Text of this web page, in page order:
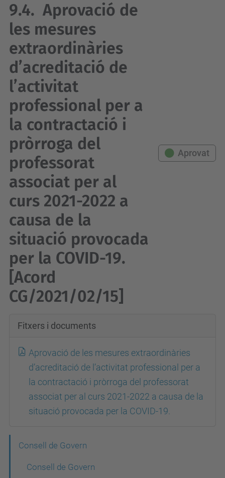
9.4. Aprovació de
les mesures
extraordinàries
d’acreditació de
l’activitat
professional per a
la contractació i
pròrroga del
professorat
associat per al
curs 2021-2022 a
causa de la
situació provocada
per la COVID-19.
[Acord
CG/2021/02/15]
Aprovat
Fitxers i documents
Aprovació de les mesures extraordinàries
d’acreditació de l’activitat professional per a
la contractació i pròrroga del professorat
associat per al curs 2021-2022 a causa de la
situació provocada per la COVID-19.
Consell de Govern
Consell de Govern